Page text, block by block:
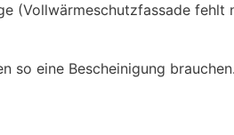
(Vollwärmeschutzfassade fehlt
so eine Bescheinigung